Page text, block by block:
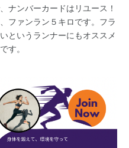
ナンバーカードはリユース！
ファンラン５キロです。フラ
というランナーにもオススメ
す。